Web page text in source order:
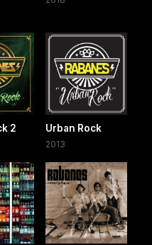
2 Urban Rock
2013